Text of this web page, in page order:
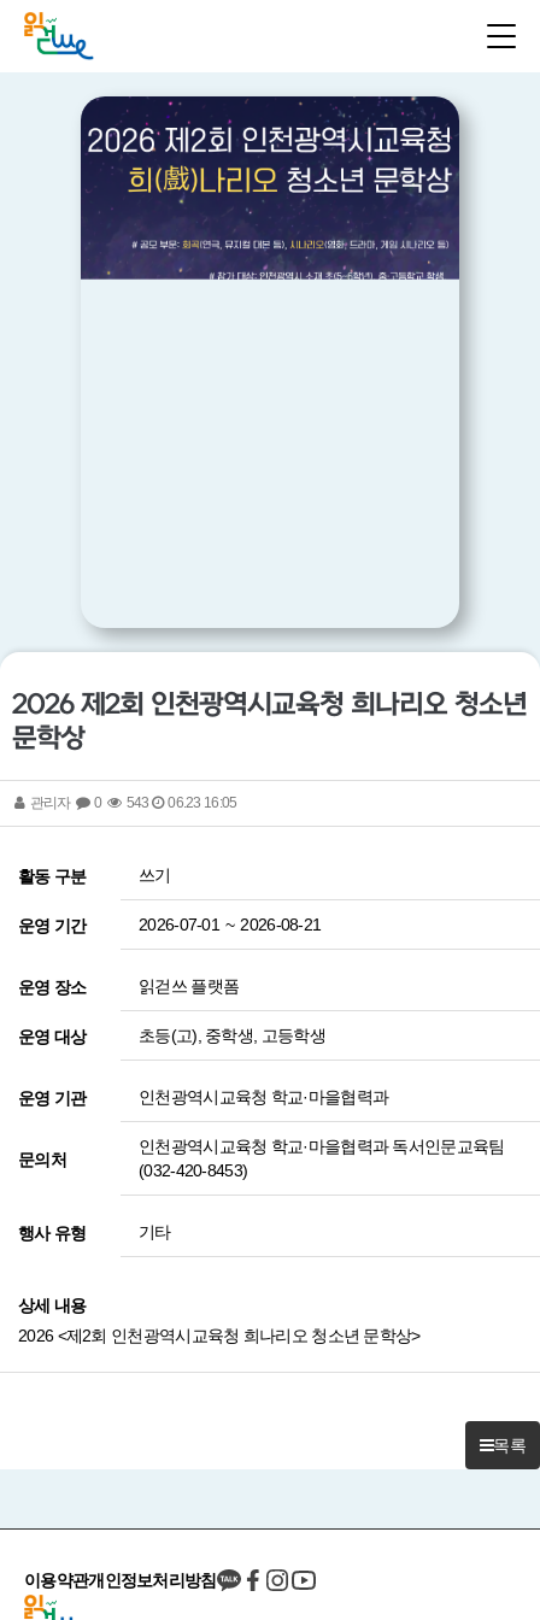
2026 제2회 인천광역시교육청 희나리오 청소년
문학상
관리자 0 543 06.23 16:05
활동 구분 쓰기
운영 기간 2026-07-01 ~ 2026-08-21
운영 장소 읽걷쓰 플랫폼
운영 대상 초등(고), 중학생, 고등학생
운영 기관 인천광역시교육청 학교·마을협력과
문의처
인천광역시교육청 학교·마을협력과 독서인문교육팀
(032-420-8453)
행사 유형 기타
상세 내용
2026 <제2회 인천광역시교육청 희나리오 청소년 문학상>
목록
이용약관개인정보처리방침